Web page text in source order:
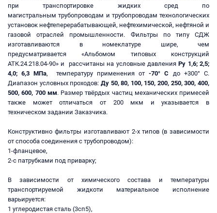
при транспортировке жидких сред по
магистральным трубопроводам и трубопроводам технологических
установок нефтеперерабатывающей, нефтехимической, нефтяной и
газовой отраслей промышленности. Фильтры по типу СДЖ
изготавливаются в номеклатуре шире, чем
предусматривается «Альбомом типовых конструкций
АТК.24.218.04-90» и рассчитаны на условные давленияРу 1,6; 2,5;
4,0; 6,3 МПа, температуру применения от-70° С до +300° С.
Диапазон условных проходов: Ду 50, 80, 100, 150, 200, 250, 300, 400,
500, 600, 700 мм. Размер твёрдых частиц механических примесей
также может отличаться от 200 мкм и указывается в
техническом задании Заказчика.
Конструктивно фильтры изготавливают 2-х типов (в зависимости
от способа соединения с трубопроводом):
1-фланцевое,
2-с патрубками под приварку;
В зависимости от химического состава и температуры
транспортируемой жидкоти материальное исполнение
варьируется:
1 углеродистая сталь (3сп5),